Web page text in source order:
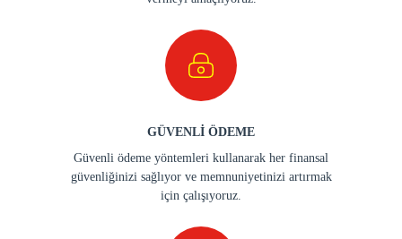
GÜVENLİ ÖDEME
Güvenli ödeme yöntemleri kullanarak her finansal
güvenliğinizi sağlıyor ve memnuniyetinizi artırmak
için çalışıyoruz.